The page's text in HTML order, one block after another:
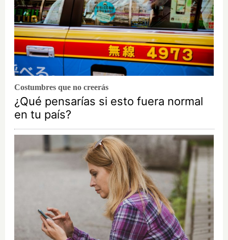
Costumbres que no creerás
¿Qué pensarías si esto fuera normal
en tu país?